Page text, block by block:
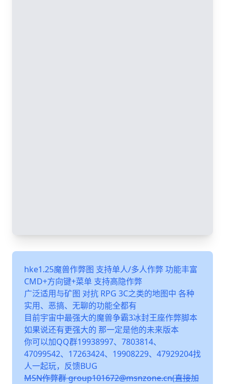
hke1.25魔兽作弊图 支持单人/多人作弊 功能丰富
CMD+方向键+菜单 支持高隐作弊
广泛适用与矿图 对抗 RPG 3C之类的地图中 各种
实用、恶搞、无聊的功能全都有
目前宇宙中最强大的魔兽争霸3冰封王座作弊脚本
如果说还有更强大的 那一定是他的未来版本
你可以加QQ群19938997、7803814、
47099542、17263424、19908229、47929204找
人一起玩，反馈BUG
MSN作弊群 group101672@msnzone.cn(直接加